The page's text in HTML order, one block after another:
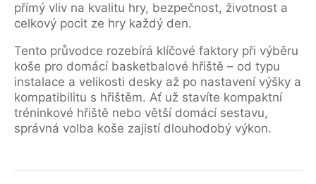
přímý vliv na kvalitu hry, bezpečnost, životnost a
celkový pocit ze hry každý den.
Tento průvodce rozebírá klíčové faktory při výběru
koše pro domácí basketbalové hřiště – od typu
instalace a velikosti desky až po nastavení výšky a
kompatibilitu s hřištěm. Ať už stavíte kompaktní
tréninkové hřiště nebo větší domácí sestavu,
správná volba koše zajistí dlouhodobý výkon.